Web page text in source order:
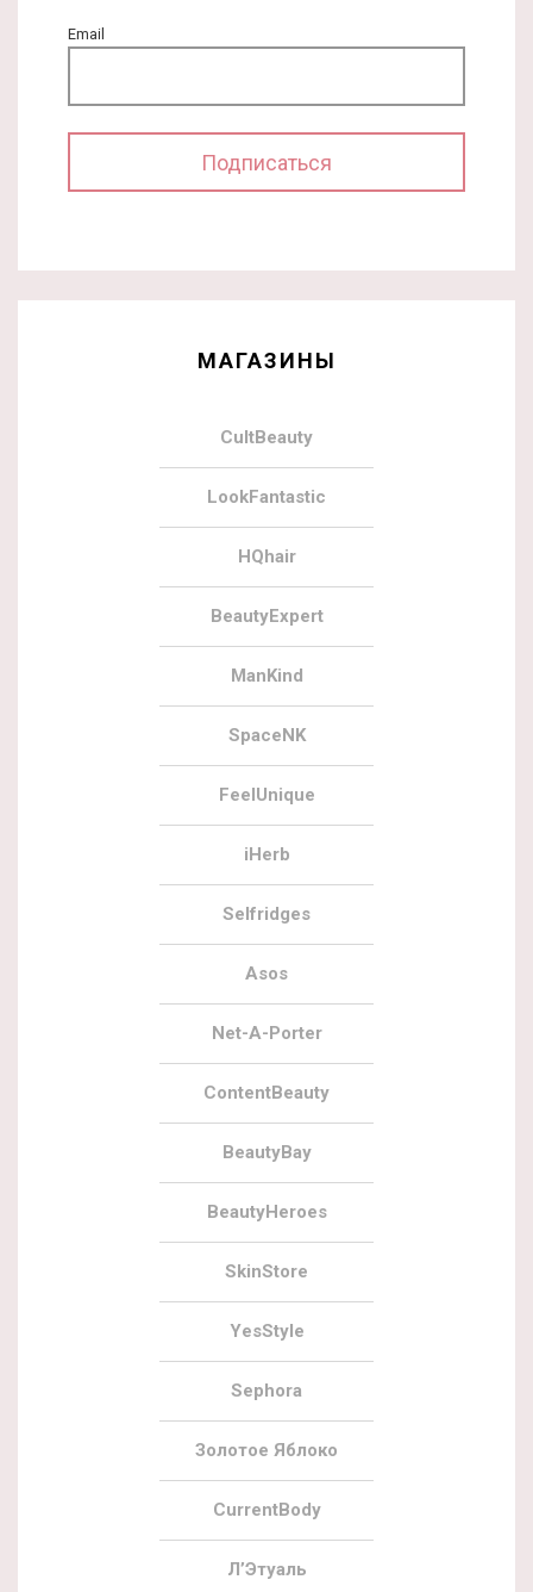
Email
МАГАЗИНЫ
CultBeauty
LookFantastic
HQhair
BeautyExpert
ManKind
SpaceNK
FeelUnique
iHerb
Selfridges
Asos
Net-A-Porter
ContentBeauty
BeautyBay
BeautyHeroes
SkinStore
YesStyle
Sephora
Золотое Яблоко
CurrentBody
Л’Этуаль